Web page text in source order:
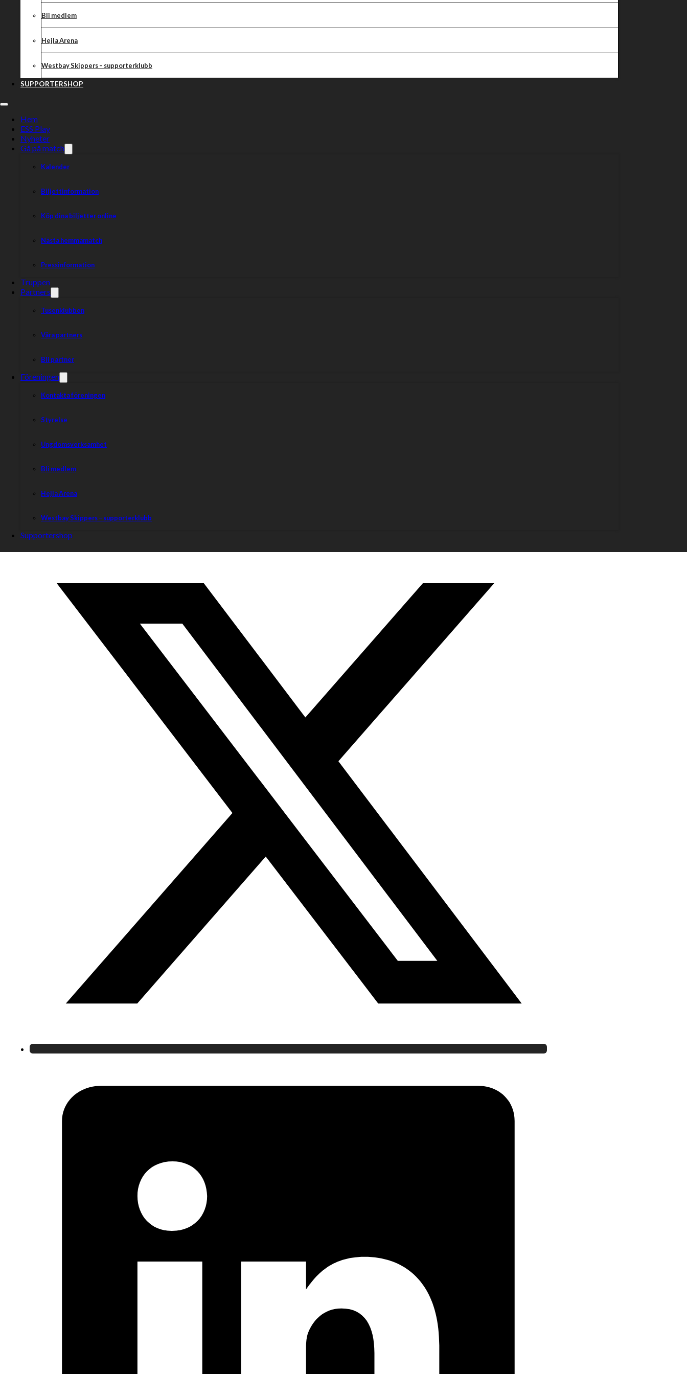
Bli medlem
Hejla Arena
Westbay Skippers – supporterklubb
SUPPORTERSHOP
Hem
ESS Play
Nyheter
Gå på match
Kalender
Biljettinformation
Köp dina biljetter online
Nästa hemmamatch
Pressinformation
Truppen
Partners
Tusenklubben
Våra partners
Bli partner
Föreningen
Kontakta föreningen
Styrelse
Ungdomsverksamhet
Bli medlem
Hejla Arena
Westbay Skippers – supporterklubb
Supportershop